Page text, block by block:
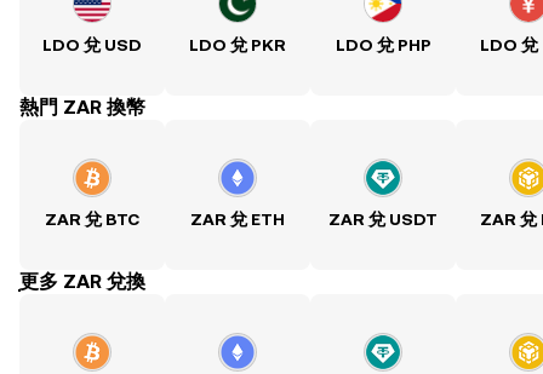
LDO 兌 USD LDO 兌 PKR LDO 兌 PHP LDO 兌
熱門 ZAR 換幣
ZAR 兌 BTC ZAR 兌 ETH ZAR 兌 USDT ZAR 兌
ִִִִִִִִִִִִִִִִִִִִִִִִִִִִִִִִִִִִִִִִִִִִִִִִ更多 ZAR 兌換